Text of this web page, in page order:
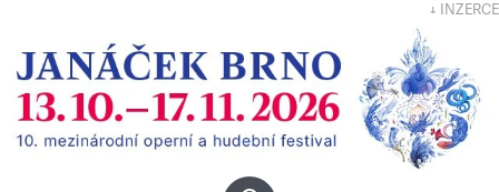
↓ INZERCE